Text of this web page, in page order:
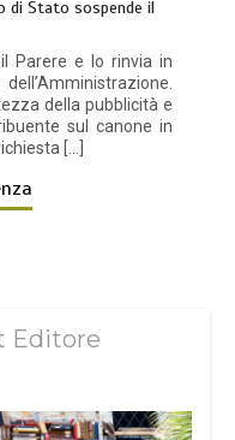
di Stato sospende il
il Parere e lo rinvia in
della pubblicità e
sul canone in
[…]
Editore